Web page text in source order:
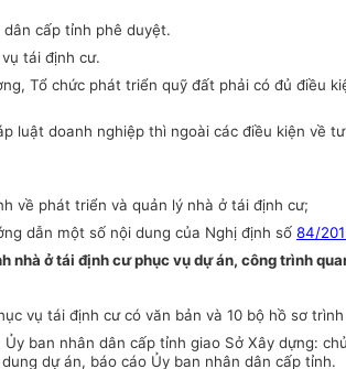
cấp tỉnh phê duyệt.
tái định cư.
Tổ chức phát triển quỹ đất phải có đủ điều
luật doanh nghiệp thì ngoài các điều kiện về
về phát triển và quản lý nhà ở tái định cư;
dẫn một số nội dung của Nghị định số 84/
ở tái định cư phục vụ dự án, công trình
vụ tái định cư có văn bản và 10 bộ hồ sơ
ban nhân dân cấp tỉnh giao Sở Xây dựng:
dự án, báo cáo Ủy ban nhân dân cấp tỉnh.